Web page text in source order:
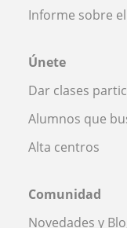
Informe sobre
Únete
Dar clases
Alumnos que
Alta centros
Comunidad
Novedades y